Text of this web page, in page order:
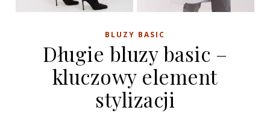
BLUZY BASIC
Długie bluzy basic –
kluczowy element
stylizacji